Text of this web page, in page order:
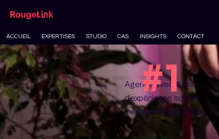
ACCUEIL EXPERTISES STUDIO CAS INSIGHTS CONTACT
Agence avec 4 ans+
d’expérience sur les
médias sociaux vidéo.
#1